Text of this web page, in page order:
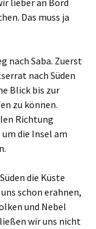
lieber an Bord
Das muss ja
nach Saba. Zuerst
nach Süden
Blick bis zur
zu können.
Richtung
die Insel am
die Küste
schon erahnen,
und Nebel
wir uns nicht